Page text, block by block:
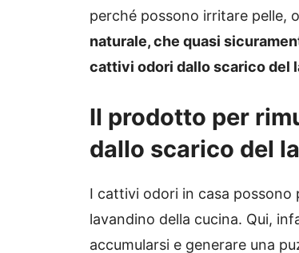
perché possono irritare pelle,
naturale, che quasi
cattivi odori dallo scarico del
Il prodotto per
dallo scarico del
I cattivi odori in casa possono
lavandino della cucina. Qui,
accumularsi e generare una